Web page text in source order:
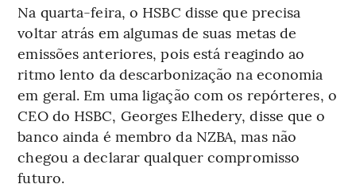
Na quarta-feira, o HSBC disse que precisa
voltar atrás em algumas de suas metas de
emissões anteriores, pois está reagindo ao
ritmo lento da descarbonização na economia
em geral. Em uma ligação com os repórteres, o
CEO do HSBC, Georges Elhedery, disse que o
banco ainda é membro da NZBA, mas não
chegou a declarar qualquer compromisso
futuro.